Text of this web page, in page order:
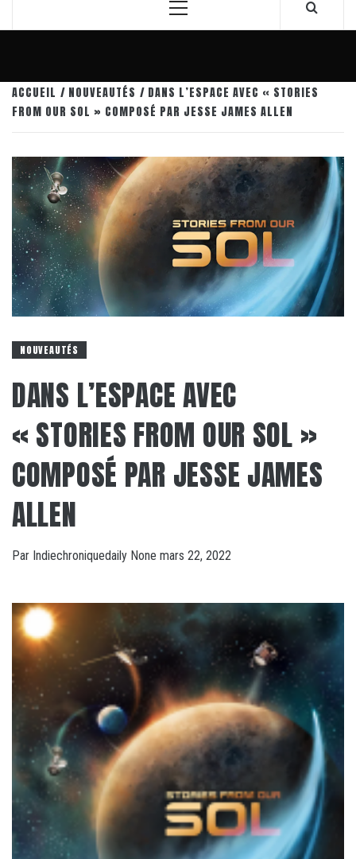
Menu
ACCUEIL NOUVEAUTÉS
DANS L’ESPACE AVEC « STORIES
FROM OUR SOL » COMPOSÉ PAR JESSE JAMES ALLEN
NOUVEAUTÉS
DANS L’ESPACE AVEC
« STORIES FROM OUR SOL »
COMPOSÉ PAR JESSE JAMES
ALLEN
Par Indiechroniquedaily None mars 22, 2022